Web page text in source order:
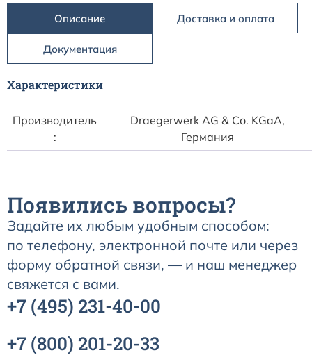
Описание Доставка и оплата
Документация
Характеристики
Производитель
:
Draegerwerk AG & Со. KGaA,
Германия
Появились вопросы?
Задайте их любым удобным способом:
по телефону, электронной почте или через
форму обратной связи, — и наш менеджер
свяжется с вами.
+7 (495) 231-40-00
+7 (800) 201-20-33